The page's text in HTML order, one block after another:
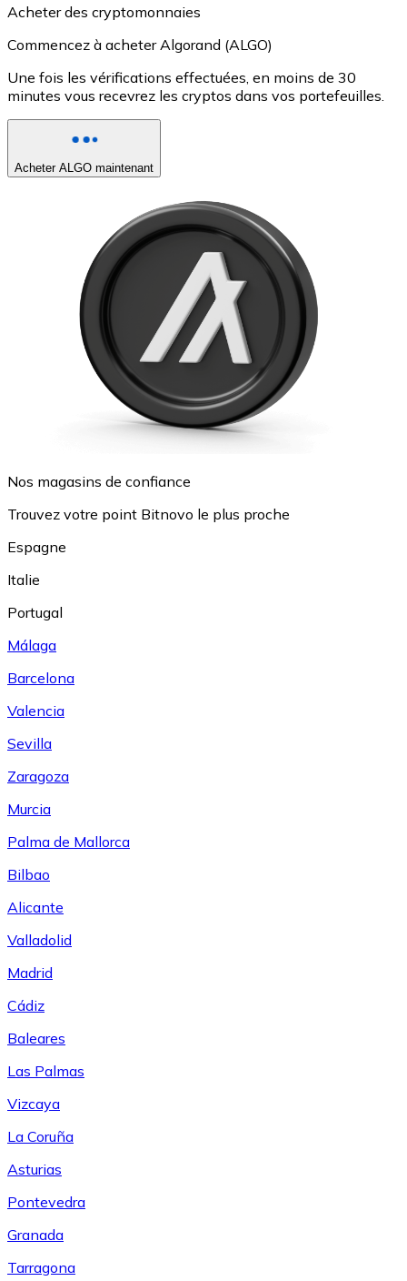
Acheter des cryptomonnaies
Commencez à acheter Algorand (ALGO)
Une fois les vérifications effectuées, en moins de 30
minutes vous recevrez les cryptos dans vos portefeuilles.
Acheter ALGO maintenant
Nos magasins de confiance
Trouvez votre point Bitnovo le plus proche
Espagne
Italie
Portugal
Málaga
Barcelona
Valencia
Sevilla
Zaragoza
Murcia
Palma de Mallorca
Bilbao
Alicante
Valladolid
Madrid
Cádiz
Baleares
Las Palmas
Vizcaya
La Coruña
Asturias
Pontevedra
Granada
Tarragona